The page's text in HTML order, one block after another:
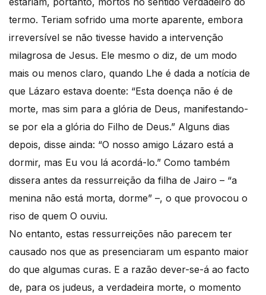
termo. Teriam sofrido uma morte aparente, embora
irreversível se não tivesse havido a intervenção
milagrosa de Jesus. Ele mesmo o diz, de um modo
mais ou menos claro, quando Lhe é dada a notícia de
que Lázaro estava doente: “Esta doença não é de
morte, mas sim para a glória de Deus, manifestando-
se por ela a glória do Filho de Deus.” Alguns dias
depois, disse ainda: “O nosso amigo Lázaro está a
dormir, mas Eu vou lá acordá-lo.” Como também
dissera antes da ressurreição da filha de Jairo – “a
menina não está morta, dorme” –, o que provocou o
riso de quem O ouviu.
No entanto, estas ressurreições não parecem ter
causado nos que as presenciaram um espanto maior
do que algumas curas. E a razão dever-se-á ao facto
de, para os judeus, a verdadeira morte, o momento